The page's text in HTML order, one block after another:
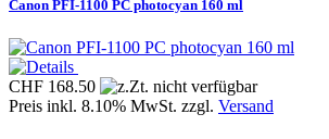
Canon PFI-1100 PC photocyan 160 ml
CHF 168.50
Preis inkl. 8.10% MwSt. zzgl. Versand